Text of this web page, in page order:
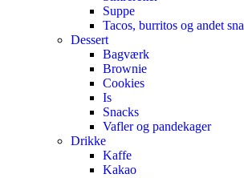
Suppe
Tacos, burritos og andet
Dessert
Bagværk
Brownie
Cookies
Is
Snacks
Vafler og pandekager
Drikke
Kaffe
Kakao